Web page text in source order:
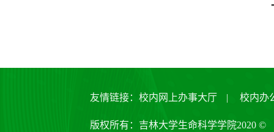
友情链接： 校内网上办事大厅 | 校内办
版权所有：吉林大学生命科学学院2020 ©